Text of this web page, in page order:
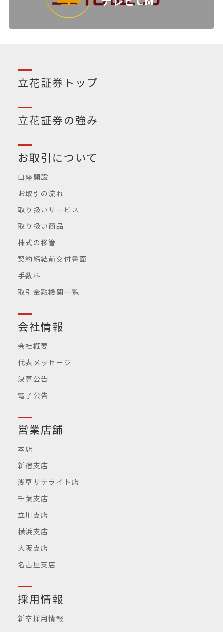
立花証券トップ
立花証券の強み
お取引について
口座開設
お取引の流れ
取り扱いサービス
取り扱い商品
株式の移管
契約締結前交付書面
手数料
取引金融機関一覧
会社情報
会社概要
代表メッセージ
決算公告
電子公告
営業店舗
本店
新宿支店
浅草サテライト店
千葉支店
立川支店
横浜支店
大阪支店
名古屋支店
採用情報
新卒採用情報